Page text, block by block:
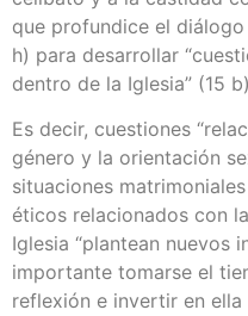
que profundice el
h) para desarrollar
dentro de la Iglesia” (15
Es decir, cuestiones
género y la orientación
situaciones
éticos relacionados con
Iglesia “plantean nuevos
importante tomarse el
reflexión e invertir en ella